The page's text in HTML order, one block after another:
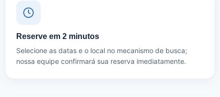
Reserve em 2 minutos
Selecione as datas e o local no mecanismo de busca;
nossa equipe confirmará sua reserva imediatamente.